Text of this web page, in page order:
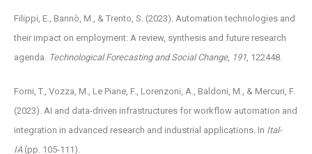
Filippi, E., Bannò, M., & Trento, S. (2023). Automation technologies and
their impact on employment: A review, synthesis and future research
agenda. Technological Forecasting and Social Change, 191, 122448.
Forni, T., Vozza, M., Le Piane, F., Lorenzoni, A., Baldoni, M., & Mercuri, F.
(2023). AI and data-driven infrastructures for workflow automation and
integration in advanced research and industrial applications. In Ital-
IA(pp. 105-111).